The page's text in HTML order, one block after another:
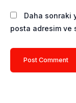
Daha sonraki
posta adresim ve